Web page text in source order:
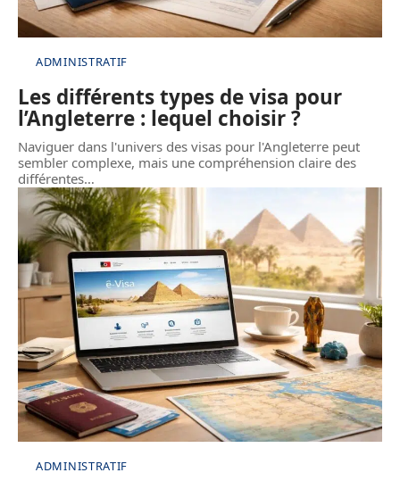
ADMINISTRATIF
Les différents types de visa pour
l’Angleterre : lequel choisir ?
Naviguer dans l'univers des visas pour l'Angleterre peut
sembler complexe, mais une compréhension claire des
différentes…
ADMINISTRATIF